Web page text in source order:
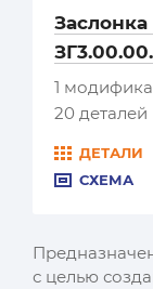
Заслонка
1
20 деталей
ДЕТАЛИ
СХЕМА
с целью